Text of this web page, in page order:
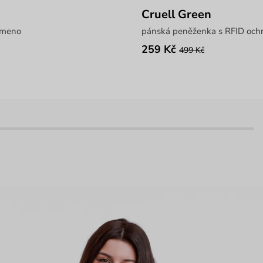
Cruell Green
pánská peněženka s RFID
259 Kč 499 Kč